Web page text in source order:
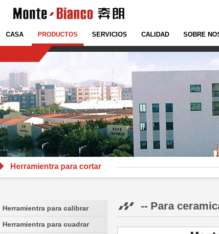
CASA PRODUCTOS SERVICIOS CALIDAD SOBRE
Herramientra para cortar
Herramientra para calibrar
Herramientra para cuadrar
-- Para